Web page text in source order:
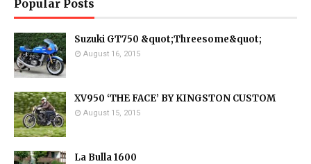
Popular Posts
Suzuki GT750 &quot;Threesome&quot;
August 16, 2015
XV950 ‘THE FACE’ BY KINGSTON CUSTOM
August 15, 2015
La Bulla 1600